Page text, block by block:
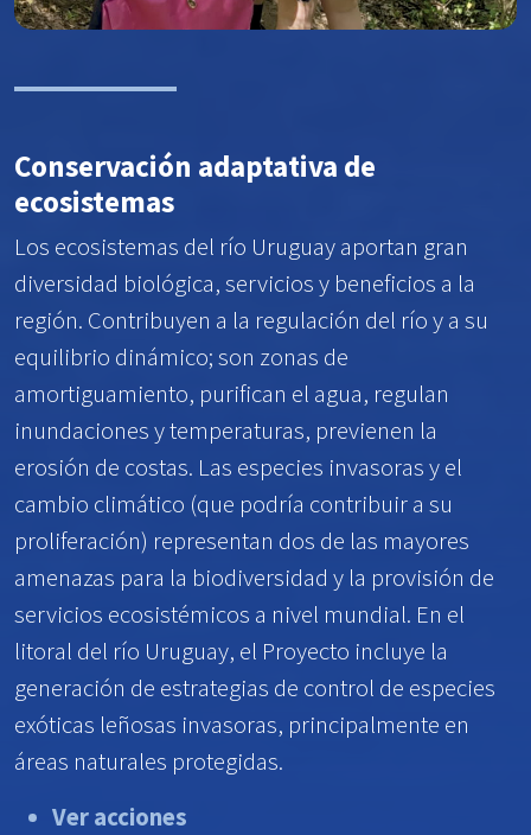
Conservación adaptativa de
ecosistemas
Los ecosistemas del río Uruguay aportan gran
diversidad biológica, servicios y beneficios a la
región. Contribuyen a la regulación del río y a su
equilibrio dinámico; son zonas de
amortiguamiento, purifican el agua, regulan
inundaciones y temperaturas, previenen la
erosión de costas. Las especies invasoras y el
cambio climático (que podría contribuir a su
proliferación) representan dos de las mayores
amenazas para la biodiversidad y la provisión de
servicios ecosistémicos a nivel mundial. En el
litoral del río Uruguay, el Proyecto incluye la
generación de estrategias de control de especies
exóticas leñosas invasoras, principalmente en
áreas naturales protegidas.
Ver acciones